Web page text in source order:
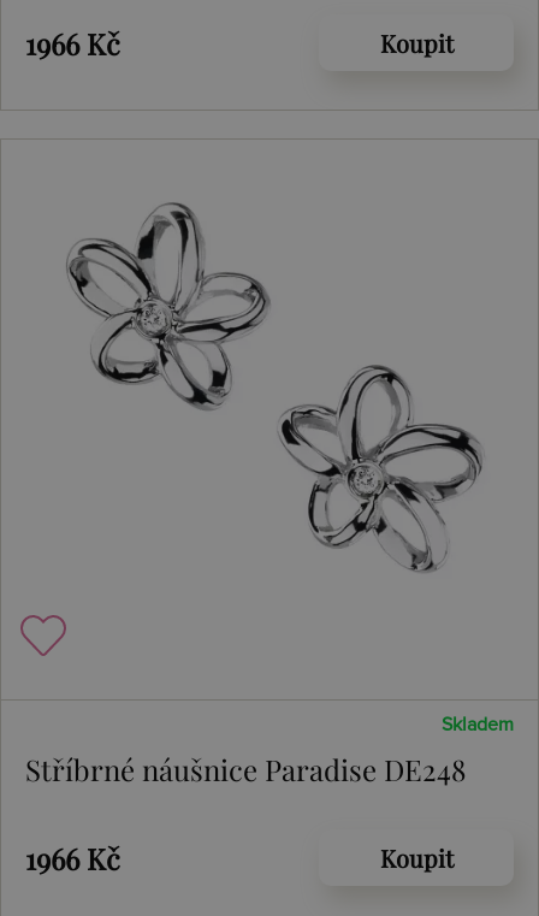
1966 Kč Koupit
Skladem
Stříbrné náušnice Paradise DE248
1966 Kč Koupit